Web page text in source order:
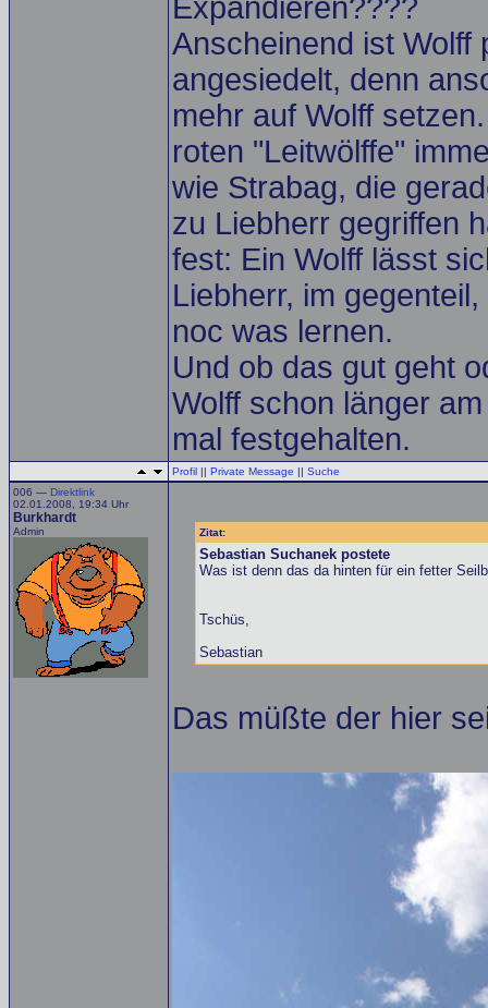
Expandieren????
Anscheinend ist Wolff
angesiedelt, denn
mehr auf Wolff
roten "Leitwölffe"
wie Strabag, die
zu Liebherr gegriffen
fest: Ein Wolff lässt
Liebherr, im
noc was lernen.
Und ob das gut geht
Wolff schon länger
mal festgehalten.
Profil || Private Message || Suche
006 — Direktlink
02.01.2008, 19:34 Uhr
Burkhardt
Admin Zitat:
Sebastian Suchanek postete
Was ist denn das da hinten für ein fetter
Tschüs,
Sebastian
Das müßte der hier